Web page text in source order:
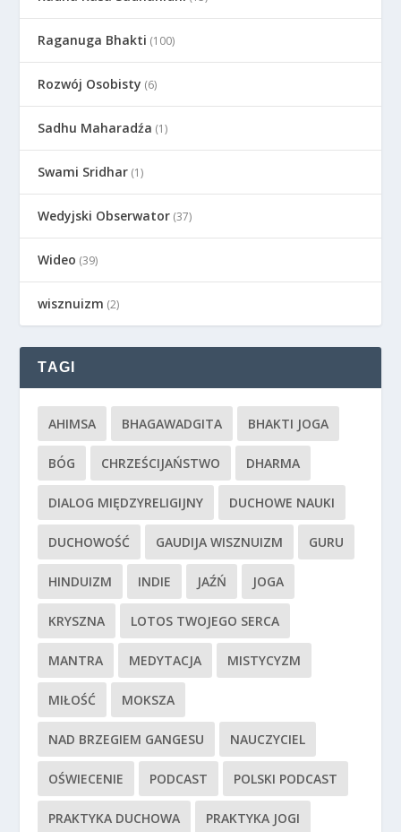
Raganuga Bhakti (100)
Rozwój Osobisty (6)
Sadhu Maharadźa (1)
Swami Sridhar (1)
Wedyjski Obserwator (37)
Wideo (39)
wisznuizm (2)
TAGI
AHIMSA BHAGAWADGITA BHAKTI JOGA
BÓG CHRZEŚCIJAŃSTWO DHARMA
DIALOG MIĘDZYRELIGIJNY DUCHOWE NAUKI
DUCHOWOŚĆ GAUDIJA WISZNUIZM GURU
HINDUIZM INDIE JAŹŃ JOGA
KRYSZNA LOTOS TWOJEGO SERCA
MANTRA MEDYTACJA MISTYCYZM
MIŁOŚĆ MOKSZA
NAD BRZEGIEM GANGESU NAUCZYCIEL
OŚWIECENIE PODCAST POLSKI PODCAST
PRAKTYKA DUCHOWA PRAKTYKA JOGI